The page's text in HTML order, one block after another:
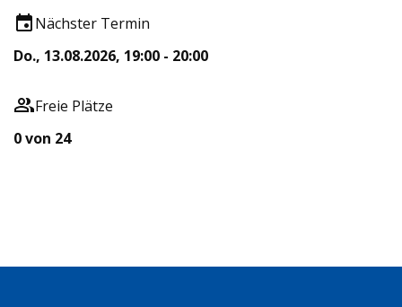
Nächster Termin
Do., 13.08.2026, 19:00 - 20:00
Freie Plätze
0 von 24